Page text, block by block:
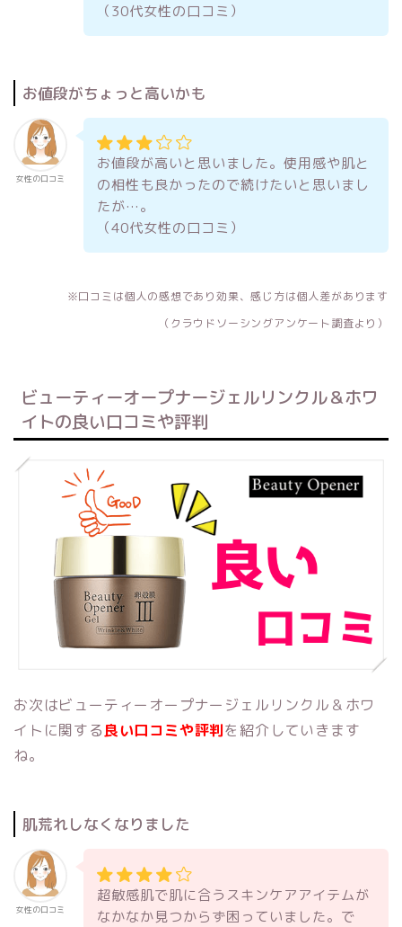
（30代女性の口コミ）
お値段がちょっと高いかも
女性の口コミ
お値段が高いと思いました。使用感や肌と
の相性も良かったので続けたいと思いまし
たが…。
（40代女性の口コミ）
※口コミは個人の感想であり効果、感じ方は個人差があります
（クラウドソーシングアンケート調査より）
ビューティーオープナージェルリンクル＆ホワ
イトの良い口コミや評判
お次はビューティーオープナージェルリンクル＆ホワ
イトに関する良い口コミや評判を紹介していきます
ね。
肌荒れしなくなりました
女性の口コミ
超敏感肌で肌に合うスキンケアアイテムが
なかなか見つからず困っていました。で